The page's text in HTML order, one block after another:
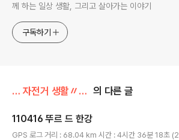
께 하는 일상 생활, 그리고 살아가는 이야기
구독하기
… 자전거 생활〃/라이딩 후기 의 다른 글
110416 뚜르 드 한강
GPS 로그 거리 : 68.04 km 시간 : 4시간 36분 18초 (2